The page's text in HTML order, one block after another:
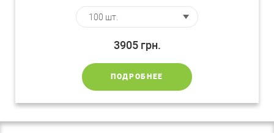
3905 грн.
ПОДРОБНЕЕ